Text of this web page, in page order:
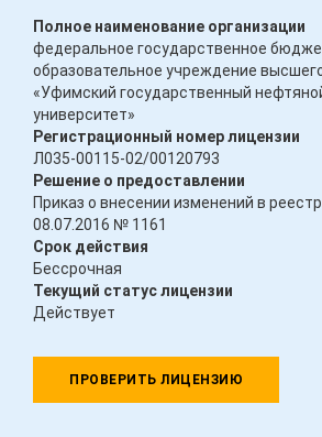
Полное наименование организации
федеральное государственное
образовательное учреждение
«Уфимский государственный
университет»
Регистрационный номер лицензии
Л035-00115-02/00120793
Решение о предоставлении
Приказ о внесении изменений в
08.07.2016 № 1161
Срок действия
Бессрочная
Текущий статус лицензии
Действует
ПРОВЕРИТЬ ЛИЦЕНЗИЮ